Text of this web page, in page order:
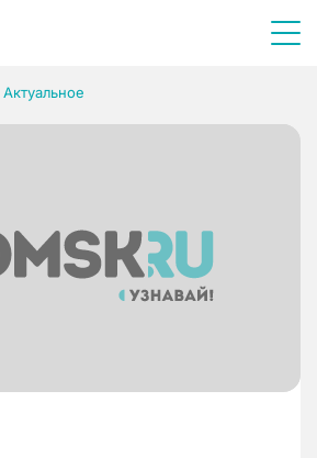
Актуальное